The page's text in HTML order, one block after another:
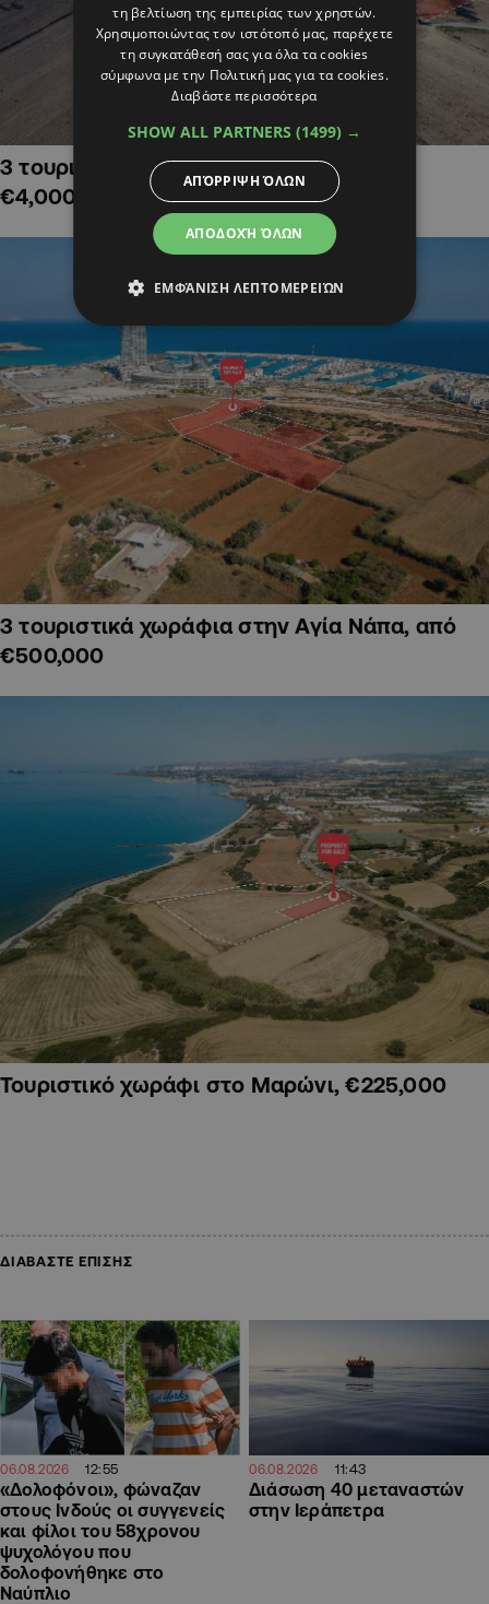
3 τουριστικά χωράφια στην Αλαμινό,
€4,000,000
3 τουριστικά χωράφια στην Αγία Νάπα, από
€500,000
Τουριστικό χωράφι στο Μαρώνι, €225,000
ΔΙΑΒΑΣΤΕ ΕΠΙΣΗΣ
06.08.2026 12:55
«Δολοφόνοι», φώναζαν
στους Ινδούς οι συγγενείς
και φίλοι του 58χρονου
ψυχολόγου που
δολοφονήθηκε στο
Ναύπλιο
06.08.2026 11:43
Διάσωση 40 μεταναστών
στην Ιεράπετρα
τη βελτίωση της εμπειρίας των χρηστών.
Χρησιμοποιώντας τον ιστότοπό μας, παρέχετε
τη συγκατάθεσή σας για όλα τα cookies
σύμφωνα με την Πολιτική μας για τα cookies.
Διαβάστε περισσότερα
SHOW ALL PARTNERS (1499) →
ΑΠΟΔΟΧΉ ΌΛΩΝ
ΑΠΌΡΡΙΨΗ ΌΛΩΝ
ΕΜΦΆΝΙΣΗ ΛΕΠΤΟΜΕΡΕΙΏΝ